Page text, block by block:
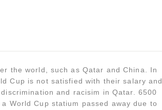
the world, such as Qatar and China. In
Cup is not satisfied with their salary and
and racisim in Qatar. 6500
World Cup statium passed away due to